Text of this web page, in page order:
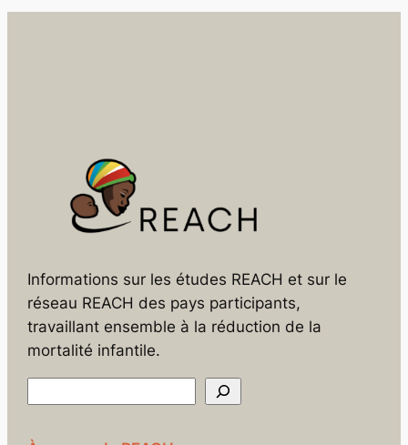
Informations sur les études REACH et sur le
réseau REACH des pays participants,
travaillant ensemble à la réduction de la
mortalité infantile.
e